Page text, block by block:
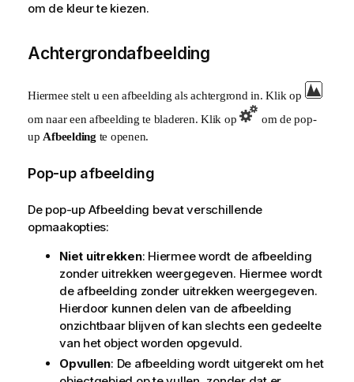
om de kleur te kiezen.
Achtergrondafbeelding
Hiermee stelt u een afbeelding als achtergrond in. Klik op
om naar een afbeelding te bladeren. Klik op
om de pop-
up Afbeelding te openen.
Pop-up afbeelding
De pop-up Afbeelding bevat verschillende
opmaakopties:
Niet uitrekken: Hiermee wordt de afbeelding
zonder uitrekken weergegeven. Hiermee wordt
de afbeelding zonder uitrekken weergegeven.
Hierdoor kunnen delen van de afbeelding
onzichtbaar blijven of kan slechts een gedeelte
van het object worden opgevuld.
Opvullen: De afbeelding wordt uitgerekt om het